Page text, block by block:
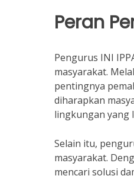
Peran
Pengurus INI
masyarakat.
pentingnya
diharapkan
lingkungan yang
Selain itu,
masyarakat.
mencari solusi